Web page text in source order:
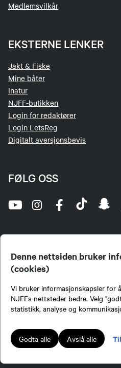
Denne nettsiden bruker
(cookies)
Vi bruker informasjonskapsler for
NJFFs nettsteder bedre. Velg
statistikk, analyse og
Godta alle Avslå alle
Medlemsvilkår
EKSTERNE LENKER
Jakt & Fiske
Mine båter
Inatur
NJFF-butikken
Login for redaktører
Login LetsReg
Digitalt aversjonsbevis
FØLG OSS
jegere og sportsfiskere og et av de viktigste
fiske i Norge. Vi er en partipolitisk nøytral
naturpolitisk engasjement i mange saker.
Lokalforeninger tilsluttet Norges Jeger- og
publiserer på njff.no.